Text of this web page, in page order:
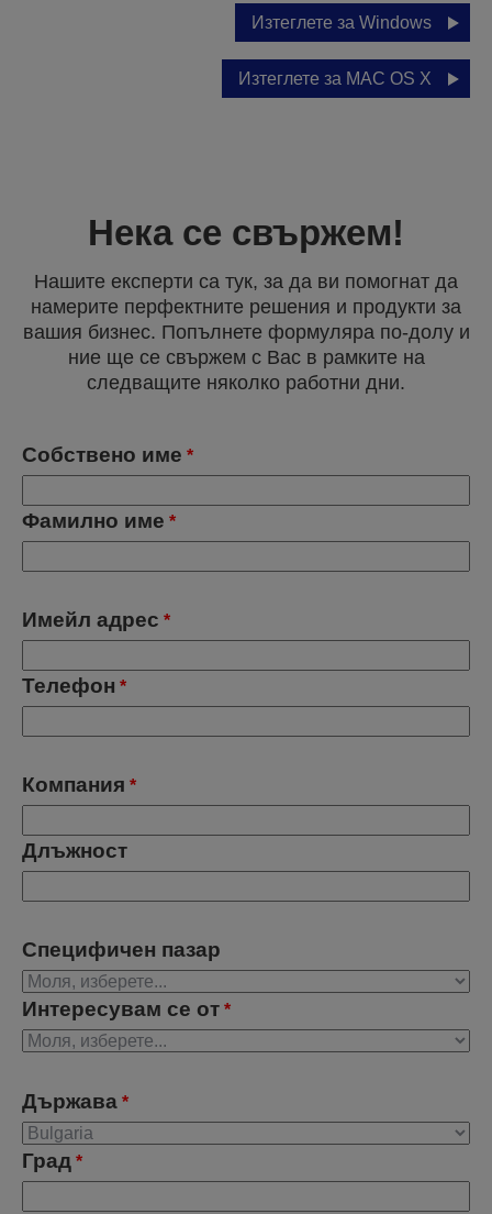
Изтеглете за Windows
Изтеглете за MAC OS X
Нека се свържем!
Нашите експерти са тук, за да ви помогнат да
намерите перфектните решения и продукти за
вашия бизнес. Попълнете формуляра по-долу и
ние ще се свържем с Вас в рамките на
следващите няколко работни дни.
Собствено име *
Фамилно име *
Имейл адрес *
Телефон *
Компания *
Длъжност
Специфичен пазар
Интересувам се от *
Държава *
Град *